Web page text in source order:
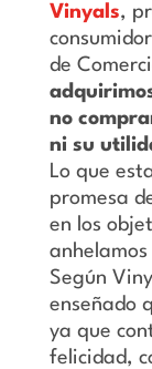
Vinyals,
de
no
ni su
Lo que
promesa
en los
Según
enseñado
ya que
felicidad,